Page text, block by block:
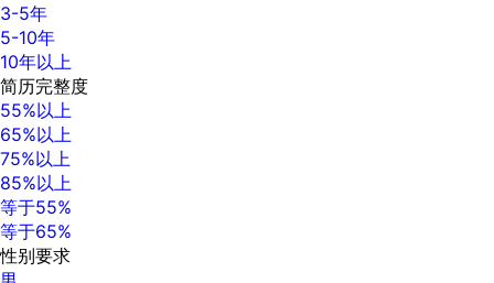
3-5年
5-10年
10年以上
简历完整度
55%以上
65%以上
75%以上
85%以上
等于55%
等于65%
性别要求